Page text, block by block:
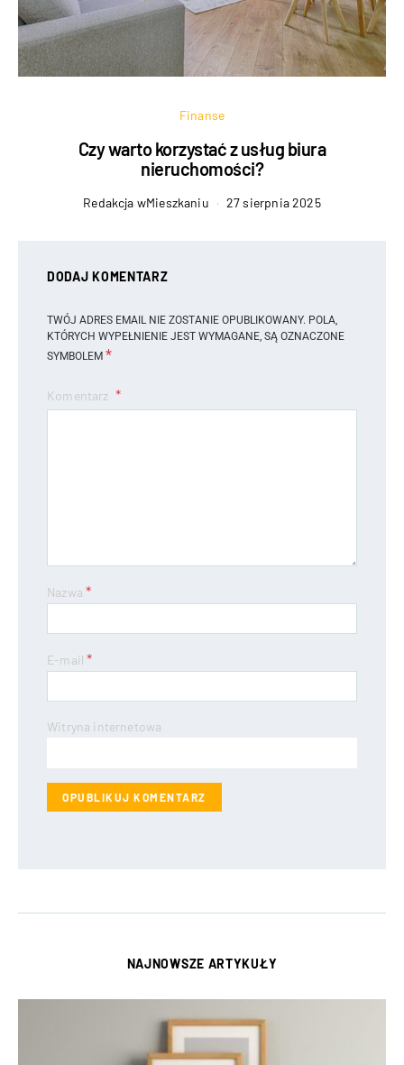
Finanse
Czy warto korzystać z usług biura
nieruchomości?
Redakcja wMieszkaniu 27 sierpnia 2025
DODAJ KOMENTARZ
TWÓJ ADRES EMAIL NIE ZOSTANIE OPUBLIKOWANY. POLA,
KTÓRYCH WYPEŁNIENIE JEST WYMAGANE, SĄ OZNACZONE
SYMBOLEM *
Komentarz
Nazwa*
E-mail*
Witryna internetowa
NAJNOWSZE ARTYKUŁY